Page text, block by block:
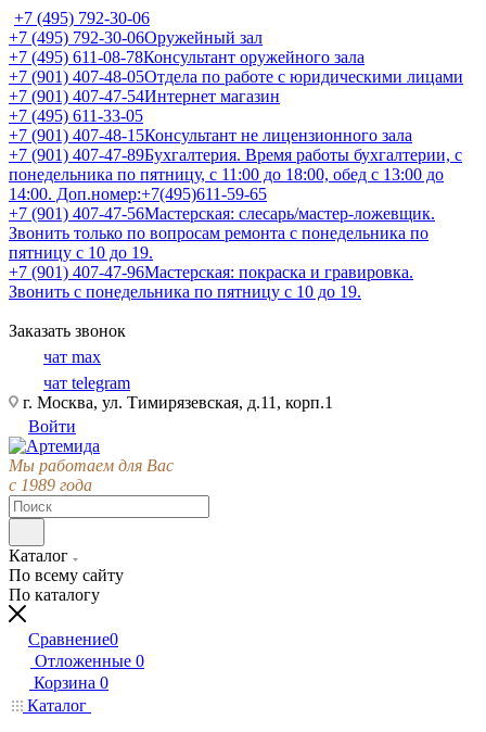
+7 (495) 792-30-06
+7 (495) 792-30-06Оружейный зал
+7 (495) 611-08-78Консультант оружейного зала
+7 (901) 407-48-05Отдела по работе с юридическими лицами
+7 (901) 407-47-54Интернет магазин
+7 (495) 611-33-05
+7 (901) 407-48-15Консультант не лицензионного зала
+7 (901) 407-47-89Бухгалтерия. Время работы бухгалтерии, с
понедельника по пятницу, с 11:00 до 18:00, обед с 13:00 до
14:00. Доп.номер:+7(495)611-59-65
+7 (901) 407-47-56Мастерская: слесарь/мастер-ложевщик.
Звонить только по вопросам ремонта с понедельника по
пятницу с 10 до 19.
+7 (901) 407-47-96Мастерская: покраска и гравировка.
Звонить с понедельника по пятницу с 10 до 19.
Заказать звонок
чат max
чат telegram
г. Москва, ул. Тимирязевская, д.11, корп.1
Войти
Мы работаем для Вас
с 1989 года
Каталог
По всему сайту
По каталогу
Сравнение0
Отложенные 0
Корзина 0
Каталог